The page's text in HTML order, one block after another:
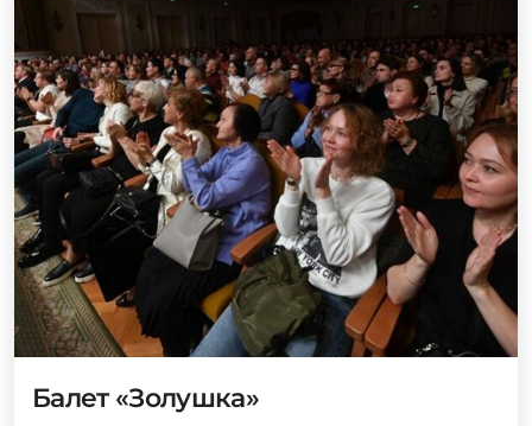
Балет «Золушка»